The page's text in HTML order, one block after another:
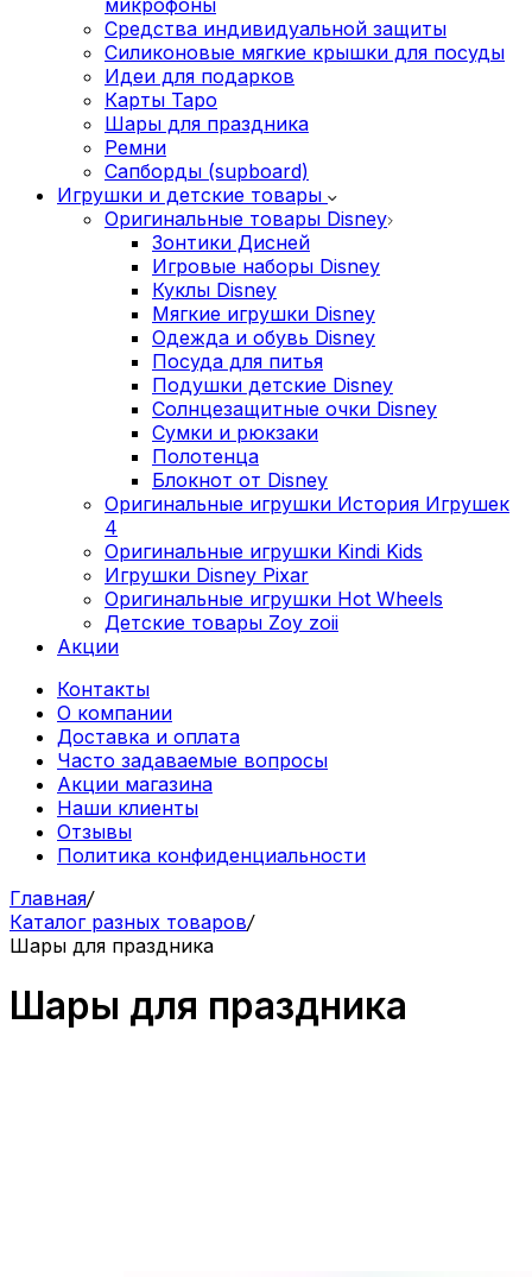
Средства индивидуальной защиты
Силиконовые мягкие крышки для посуды
Идеи для подарков
Карты Таро
Шары для праздника
Ремни
Сапборды (supboard)
Игрушки и детские товары
Оригинальные товары Disney
Зонтики Дисней
Игровые наборы Disney
Куклы Disney
Мягкие игрушки Disney
Одежда и обувь Disney
Посуда для питья
Подушки детские Disney
Cолнцезащитные очки Disney
Сумки и рюкзаки
Полотенца
Блокнот от Disney
Оригинальные игрушки История Игрушек
4
Оригинальные игрушки Kindi Kids
Игрушки Disney Pixar
Оригинальные игрушки Hot Wheels
Детские товары Zoy zoii
Акции
Контакты
О компании
Доставка и оплата
Часто задаваемые вопросы
Акции магазина
Наши клиенты
Отзывы
Политика конфиденциальности
Главная/
Каталог разных товаров/
Шары для праздника
Шары для праздника